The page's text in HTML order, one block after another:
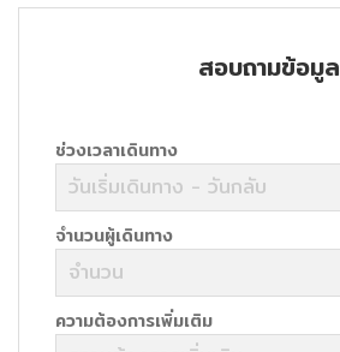
สอบถามข้อมูล
ช่วงเวลาเดินทาง
จำนวนผู้เดินทาง
ความต้องการเพิ่มเติม